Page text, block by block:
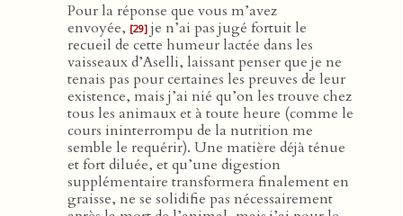
Pour la réponse que vous m’avez
envoyée, [29] je n’ai pas jugé fortuit le
recueil de cette humeur lactée dans les
vaisseaux d’Aselli, laissant penser que je ne
tenais pas pour certaines les preuves de leur
existence, mais j’ai nié qu’on les trouve chez
tous les animaux et à toute heure (comme le
cours ininterrompu de la nutrition me
semble le requérir). Une matière déjà ténue
et fort diluée, et qu’une digestion
supplémentaire transformera finalement en
graisse, ne se solidifie pas nécessairement